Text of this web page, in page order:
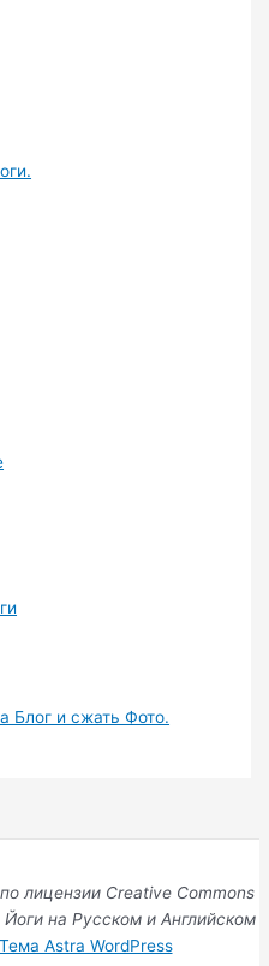
Блог и сжать Фото.
лицензии Creative Commons
на Русском и Английском
Тема Astra WordPress